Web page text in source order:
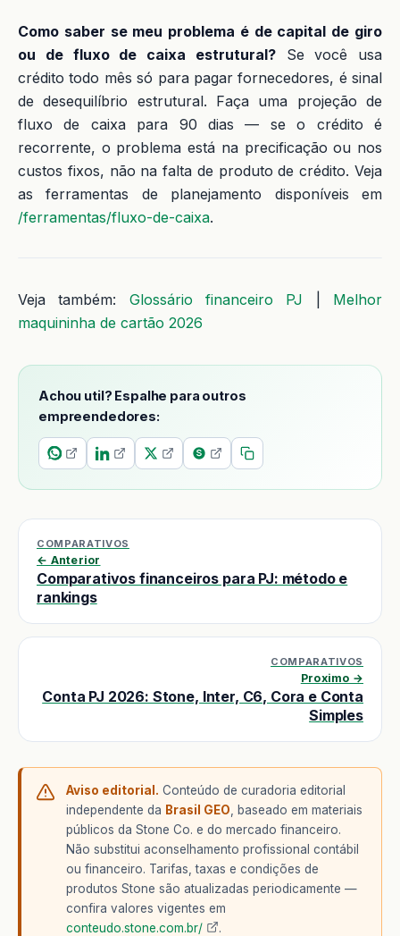
Como saber se meu problema é de capital de giro
ou de fluxo de caixa estrutural?Se você usa
crédito todo mês só para pagar fornecedores, é sinal
de desequilíbrio estrutural. Faça uma projeção de
fluxo de caixa para 90 dias — se o crédito é
recorrente, o problema está na precificação ou nos
custos fixos, não na falta de produto de crédito. Veja
as ferramentas de planejamento disponíveis em
/ferramentas/fluxo-de-caixa.
Veja também: Glossário financeiro PJ
Melhor
maquininha de cartão 2026
Achou util? Espalhe para outros
empreendedores:
COMPARATIVOS
← Anterior
Comparativos financeiros para PJ: método e
rankings
COMPARATIVOS
Proximo →
Conta PJ 2026: Stone, Inter, C6, Cora e Conta
Simples
Aviso editorial. Conteúdo de curadoria editorial
independente da Brasil GEO , baseado em materiais
públicos da Stone Co. e do mercado financeiro.
Não substitui aconselhamento profissional contábil
ou financeiro. Tarifas, taxas e condições de
produtos Stone são atualizadas periodicamente —
confira valores vigentes em
conteudo.stone.com.br/
.